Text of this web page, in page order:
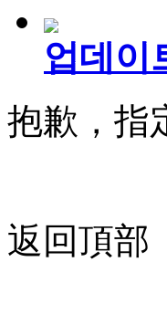
업데이
抱歉，指
返回頂部